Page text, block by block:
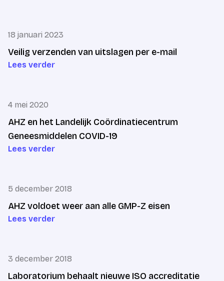
18 januari 2023
Veilig verzenden van uitslagen per e-mail
Lees verder
4 mei 2020
AHZ en het Landelijk Coördinatiecentrum
Geneesmiddelen COVID-19
Lees verder
5 december 2018
AHZ voldoet weer aan alle GMP-Z eisen
Lees verder
3 december 2018
Laboratorium behaalt nieuwe ISO accreditatie